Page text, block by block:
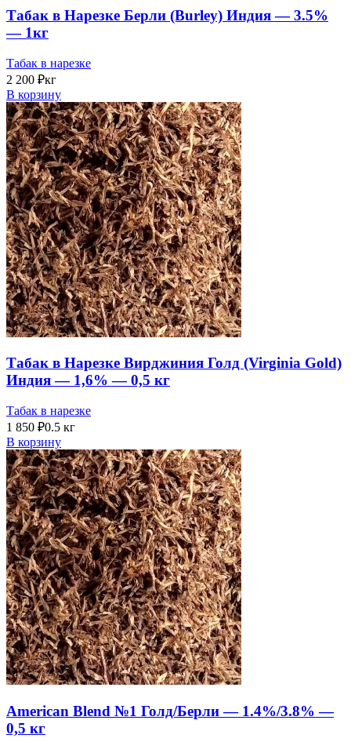
Табак в Нарезке Берли (Burley) Индия — 3.5%
— 1кг
Табак в нарезке
2 200 ₽кг
В корзину
Табак в Нарезке Вирджиния Голд (Virginia Gold)
Индия — 1,6% — 0,5 кг
Табак в нарезке
1 850 ₽0.5 кг
В корзину
American Blend №1 Голд/Берли — 1.4%/3.8% —
0,5 кг